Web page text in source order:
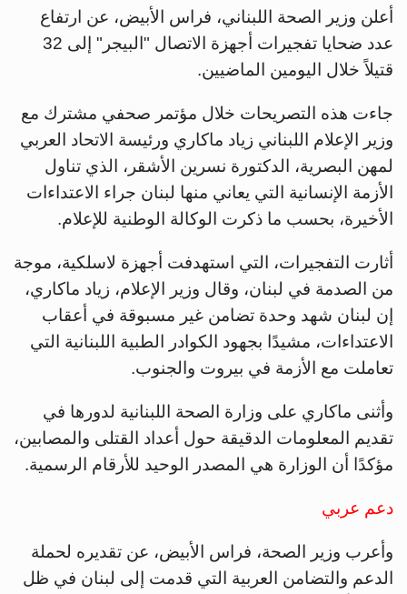
أعلن وزير الصحة اللبناني، فراس الأبيض، عن ارتفاع
عدد ضحايا تفجيرات أجهزة الاتصال "البيجر" إلى 32
قتيلاً خلال اليومين الماضيين.
جاءت هذه التصريحات خلال مؤتمر صحفي مشترك مع
وزير الإعلام اللبناني زياد ماكاري ورئيسة الاتحاد العربي
لمهن البصرية، الدكتورة نسرين الأشقر، الذي تناول
الأزمة الإنسانية التي يعاني منها لبنان جراء الاعتداءات
الأخيرة، بحسب ما ذكرت الوكالة الوطنية للإعلام.
أثارت التفجيرات، التي استهدفت أجهزة لاسلكية، موجة
من الصدمة في لبنان، وقال وزير الإعلام، زياد ماكاري،
إن لبنان شهد وحدة تضامن غير مسبوقة في أعقاب
الاعتداءات، مشيدًا بجهود الكوادر الطبية اللبنانية التي
تعاملت مع الأزمة في بيروت والجنوب.
وأثنى ماكاري على وزارة الصحة اللبنانية لدورها في
تقديم المعلومات الدقيقة حول أعداد القتلى والمصابين،
مؤكدًا أن الوزارة هي المصدر الوحيد للأرقام الرسمية.
دعم عربي
وأعرب وزير الصحة، فراس الأبيض، عن تقديره لحملة
الدعم والتضامن العربية التي قدمت إلى لبنان في ظل